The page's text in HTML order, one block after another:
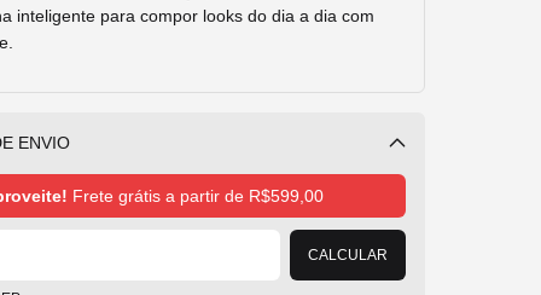
inteligente para compor looks do dia a dia com
ENVIO
Frete grátis a partir de R$599,00
CALCULAR